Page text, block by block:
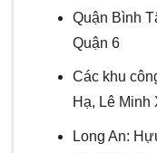
Quận Bình
Quận 6
Các khu
Hạ, Lê Minh
Long An: